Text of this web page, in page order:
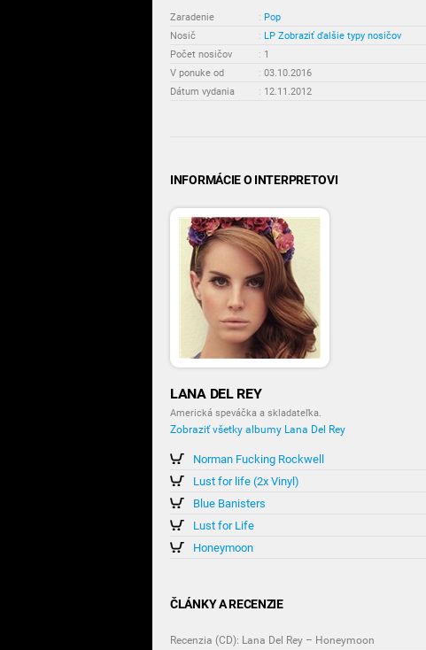
Zaradenie : Pop
Nosič
: LP Zobraziť ďalšie typy nosičov
Počet nosičov
: 1
V ponuke od
: 03.10.2016
Dátum vydania
: 12.11.2012
INFORMÁCIE O INTERPRETOVI
LANA DEL REY
Americká speváčka a skladateľka.
Zobraziť všetky albumy Lana Del Rey
Norman Fucking Rockwell
Lust for life (2x Vinyl)
Blue Banisters
Lust for Life
Honeymoon
ČLÁNKY A RECENZIE
Recenzia (CD): Lana Del Rey – Honeymoon